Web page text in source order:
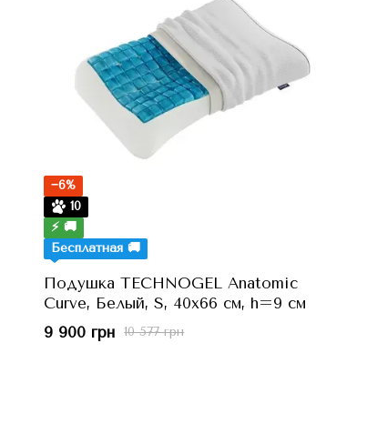
−6%
10
⚡ 🚚
Бесплатная 🚚
Подушка TECHNOGEL Anatomic
Curve, Белый, S, 40x66 см, h=9 см
10 577 грн
9 900 грн